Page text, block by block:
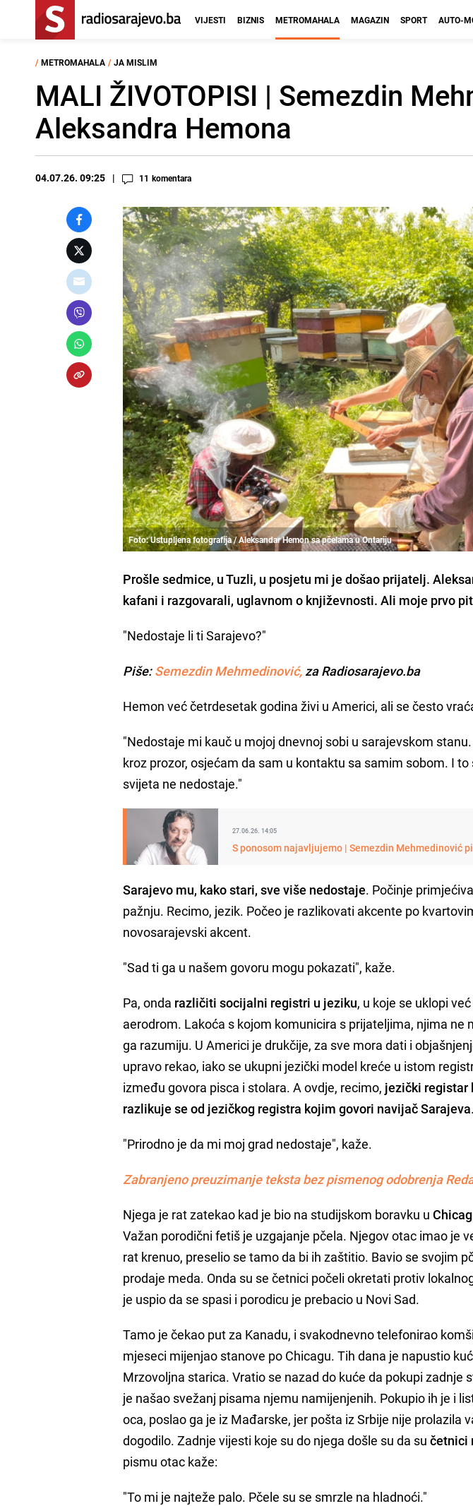
VIJESTI BIZNIS METROMAHALA MAGAZIN SPORT AUTO-
/ METROMAHALA / JA MISLIM
MALI ŽIVOTOPISI | Semezdin
Aleksandra Hemona
04.07.26. 09:25 11 komentara
Foto: Ustupljena fotografija / Aleksandar Hemon sa pčelama u Ontariju
Prošle sedmice, u Tuzli, u posjetu mi je došao prijatelj.
kafani i razgovarali, uglavnom o književnosti. Ali moje prvo
"Nedostaje li ti Sarajevo?"
Piše:Semezdin Mehmedinović, za Radiosarajevo.ba
Hemon već četrdesetak godina živi u Americi, ali se često
"Nedostaje mi kauč u mojoj dnevnoj sobi u sarajevskom
kroz prozor, osjećam da sam u kontaktu sa samim sobom. I
svijeta ne nedostaje."
27.06.26. 14:05
S ponosom najavljujemo | Semezdin Mehmedinović
Sarajevo mu, kako stari, sve više nedostaje. Počinje
pažnju. Recimo, jezik. Počeo je razlikovati akcente po
novosarajevski akcent.
"Sad ti ga u našem govoru mogu pokazati", kaže.
Pa, onda različiti socijalni registri u jeziku, u koje se uklopi
aerodrom. Lakoća s kojom komunicira s prijateljima, njima ne
ga razumiju. U Americi je drukčije, za sve mora dati i
upravo rekao, iako se ukupni jezički model kreće u istom
između govora pisca i stolara. A ovdje, recimo, jezički registar
razlikuje se od jezičkog registra kojim govori navijač Sarajeva.
"Prirodno je da mi moj grad nedostaje", kaže.
Zabranjeno preuzimanje teksta bez pismenog odobrenja
Njega je rat zatekao kad je bio na studijskom boravku u
Važan porodični fetiš je uzgajanje pčela. Njegov otac imao je
rat krenuo, preselio se tamo da bi ih zaštitio. Bavio se svojim
prodaje meda. Onda su se četnici počeli okretati protiv
je uspio da se spasi i porodicu je prebacio u Novi Sad.
Tamo je čekao put za Kanadu, i svakodnevno telefonirao
mjeseci mijenjao stanove po Chicagu. Tih dana je napustio
Mrzovoljna starica. Vratio se nazad do kuće da pokupi zadnje
je našao svežanj pisama njemu namijenjenih. Pokupio ih je i
oca, poslao ga je iz Mađarske, jer pošta iz Srbije nije prolazila
dogodilo. Zadnje vijesti koje su do njega došle su da sučetnici
pismu otac kaže:
"To mi je najteže palo. Pčele su se smrzle na hladnoći."